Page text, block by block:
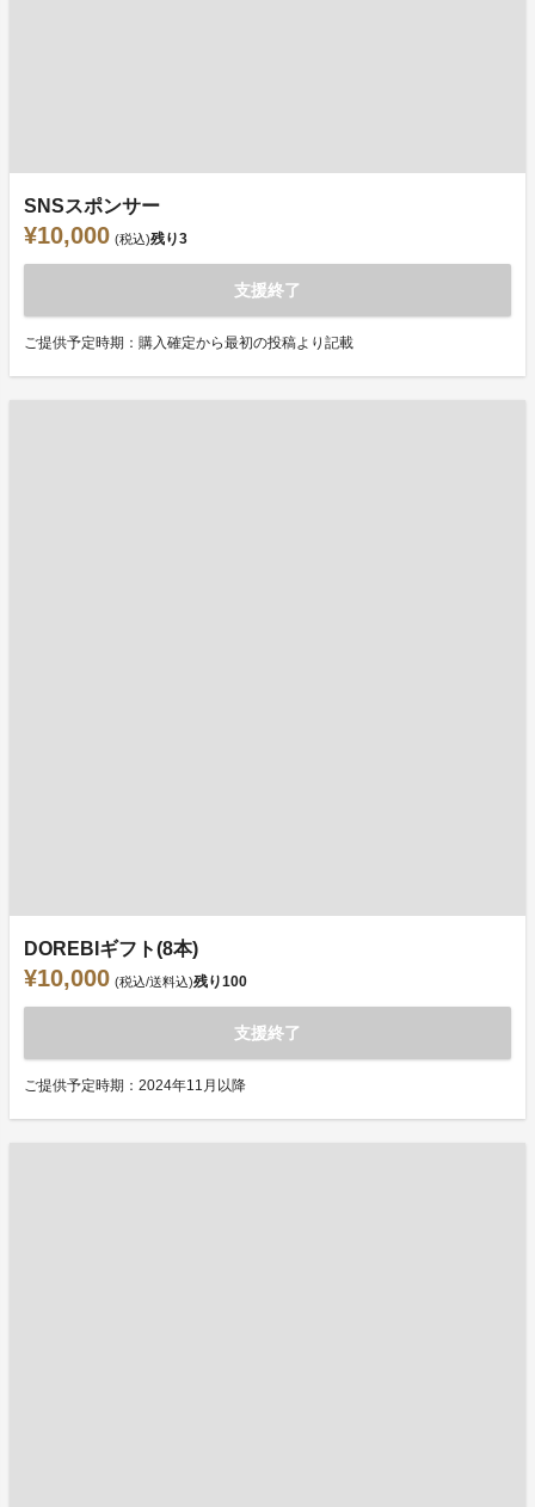
SNSスポンサー
¥10,000 (税込)残り3
支援終了
ご提供予定時期：購入確定から最初の投稿より記載
DOREBIギフト(8本)
¥10,000 (税込/送料込)残り100
支援終了
ご提供予定時期：2024年11月以降